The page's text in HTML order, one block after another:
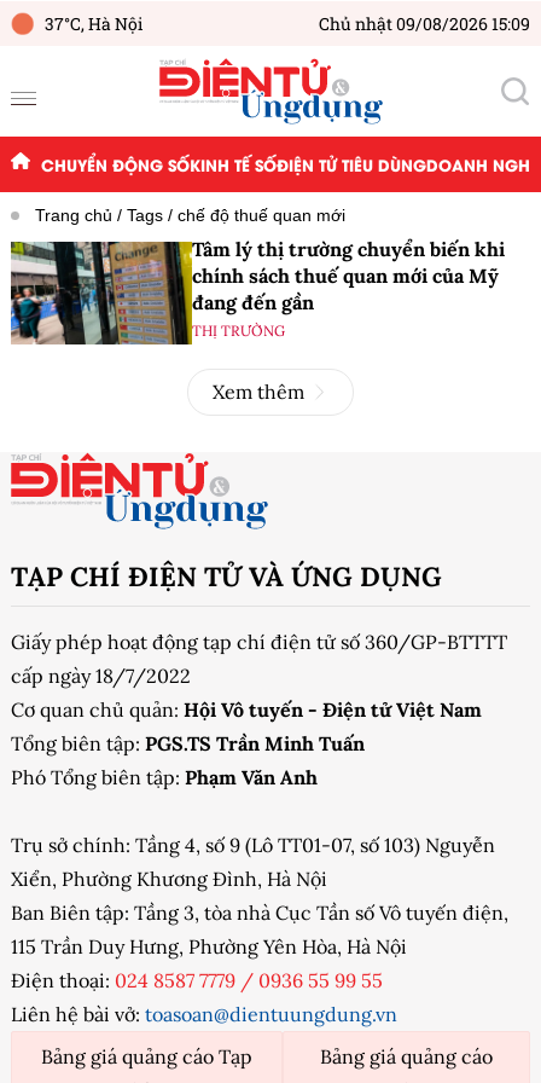
37°C,Hà Nội Chủ nhật 09/08/2026 15:09
CHUYỂN ĐỘNG SỐKINH TẾ SỐĐIỆN TỬ TIÊU DÙNGDOANH
Trang chủ Tags chế độ thuế quan mới
Tâm lý thị trường chuyển biến khi
chính sách thuế quan mới của Mỹ
đang đến gần
THỊ TRƯỜNG
Xem thêm
TẠP CHÍ ĐIỆN TỬ VÀ ỨNG DỤNG
Giấy phép hoạt động tạp chí điện tử số 360/GP-BTTTT
cấp ngày 18/7/2022
Cơ quan chủ quản: Hội Vô tuyến - Điện tử Việt Nam
Tổng biên tập: PGS.TS Trần Minh Tuấn
Phó Tổng biên tập: Phạm Văn Anh
Trụ sở chính: Tầng 4, số 9 (Lô TT01-07, số 103) Nguyễn
Xiển, Phường Khương Đình, Hà Nội
Ban Biên tập: Tầng 3, tòa nhà Cục Tần số Vô tuyến điện,
115 Trần Duy Hưng, Phường Yên Hòa, Hà Nội
Điện thoại: 024 8587 7779 / 0936 55 99 55
Liên hệ bài vở: toasoan@dientuungdung.vn
Bảng giá quảng cáo Tạp
Bảng giá quảng cáo